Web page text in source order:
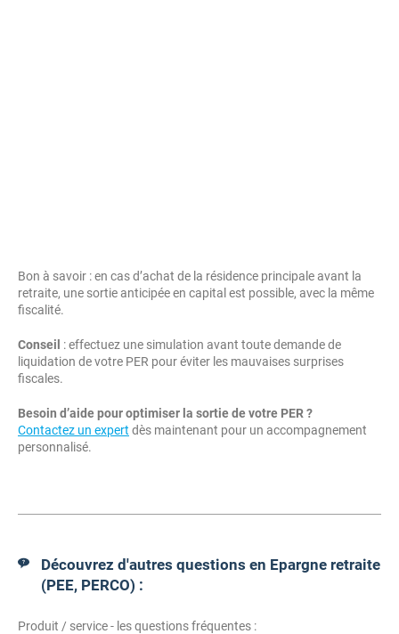
Bon à savoir : en cas d’achat de la résidence principale avant la
retraite, une sortie anticipée en capital est possible, avec la même
fiscalité.
Conseil : effectuez une simulation avant toute demande de
liquidation de votre PER pour éviter les mauvaises surprises
fiscales.
Besoin d’aide pour optimiser la sortie de votre PER ?
Contactez un expert dès maintenant pour un accompagnement
personnalisé.
Découvrez d'autres questions en Epargne retraite
(PEE, PERCO) :
Produit / service - les questions fréquentes :